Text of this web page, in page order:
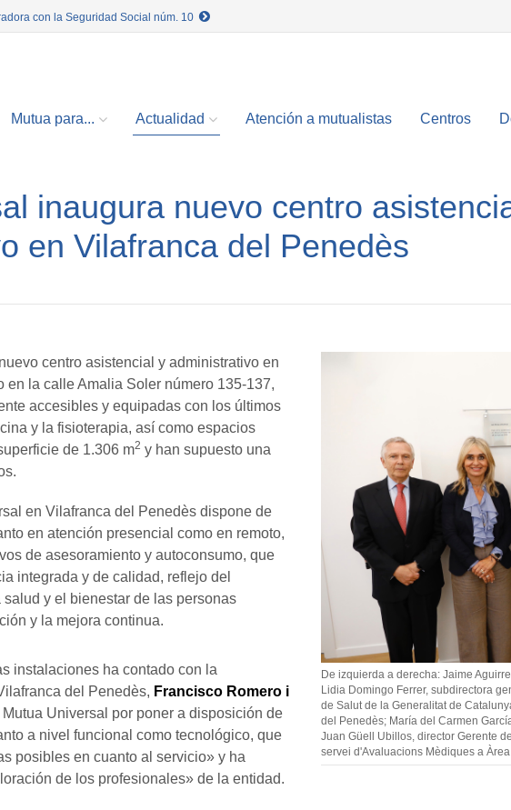
con la Seguridad Social núm. 10
Mutua para... Actualidad Atención a mutualistas Centros
inaugura nuevo centro
en Vilafranca del Penedès
De izquierda a derecha: Jaime
Lidia Domingo Ferrer, subdirectora
de Salut de la Generalitat de
del Penedès; María del Carmen
Juan Güell Ubillos, director Gerente
servei d'Avaluacions Mèdiques a
centro asistencial y administrativo en
la calle Amalia Soler número 135-137,
accesibles y equipadas con los últimos
y la fisioterapia, así como espacios
de 1.306 m2 y han supuesto una
en Vilafranca del Penedès dispone de
en atención presencial como en remoto,
de asesoramiento y autoconsumo, que
integrada y de calidad, reflejo del
y el bienestar de las personas
y la mejora continua.
instalaciones ha contado con la
del Penedès, Francisco Romero i
Universal por poner a disposición de
a nivel funcional como tecnológico, que
posibles en cuanto al servicio» y ha
de los profesionales» de la entidad.